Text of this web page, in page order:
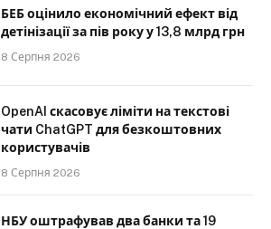
БЕБ оцінило економічний ефект від
детінізації за пів року у 13,8 млрд грн
8 Серпня 2026
OpenAI скасовує ліміти на текстові
чати ChatGPT для безкоштовних
користувачів
8 Серпня 2026
НБУ оштрафував два банки та 19